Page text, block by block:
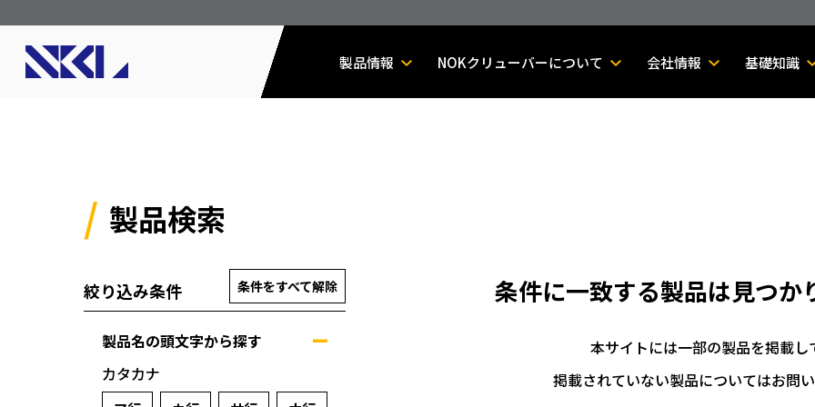
製品情報 NOKクリューバーについて 会社情報 基礎知識
製品検索
絞り込み条件 条件をすべて解除
製品名の頭文字から探す
カタカナ
条件に一致する製品は見つか
本サイトには一部の製品を掲載し
掲載されていない製品についてはお問